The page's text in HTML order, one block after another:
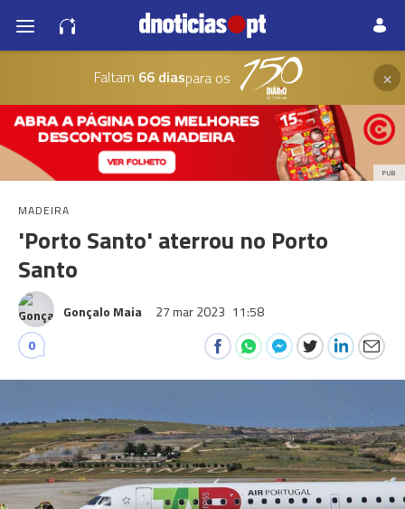
Faltam 66 diaspara os ×
PUB
MADEIRA
'Porto Santo' aterrou no Porto
Santo
Gonçalo Maia 27 mar 2023 11:58
0